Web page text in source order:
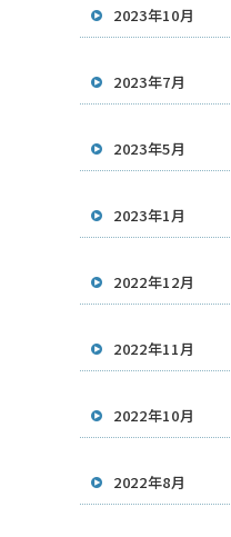
2023年10月
2023年7月
2023年5月
2023年1月
2022年12月
2022年11月
2022年10月
2022年8月